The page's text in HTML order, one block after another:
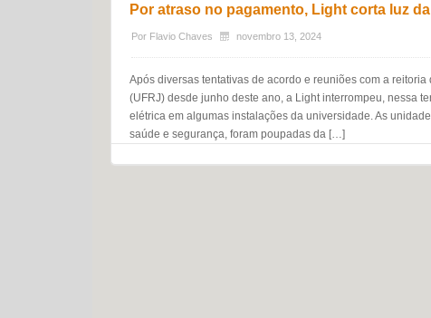
Por atraso no pagamento, Light corta luz
Por Flavio Chaves novembro 13, 2024
Após diversas tentativas de acordo e reuniões com a
(UFRJ) desde junho deste ano, a Light interrompeu, nessa
elétrica em algumas instalações da universidade. As
saúde e segurança, foram poupadas da […]